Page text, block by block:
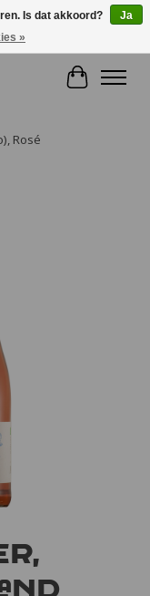
Rosé
Is dat akkoord?
Ja
»